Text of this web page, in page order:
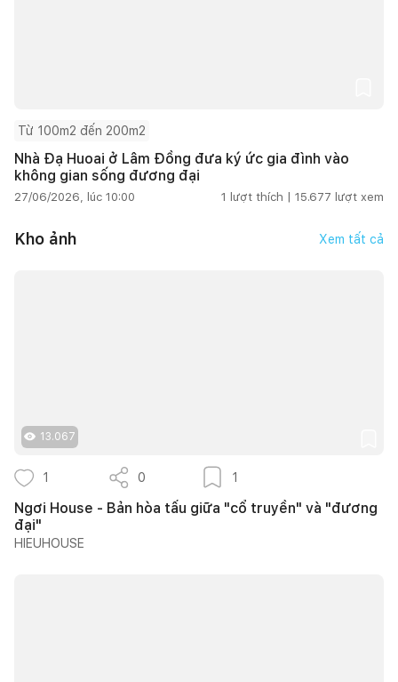
Từ 100m2 đến 200m2
Nhà Đạ Huoai ở Lâm Đồng đưa ký ức gia đình vào
không gian sống đương đại
27/06/2026, lúc 10:00 1 lượt thích | 15.677 lượt xem
Kho ảnh Xem tất cả
13.067
1 0 1
Ngơi House - Bản hòa tấu giữa "cổ truyền" và "đương
đại"
HIEUHOUSE